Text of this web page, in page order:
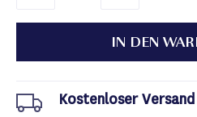
IN DEN
Kostenloser Versand